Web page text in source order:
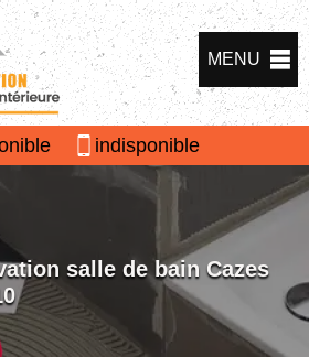
MENU
indisponible
salle de bain Cazes